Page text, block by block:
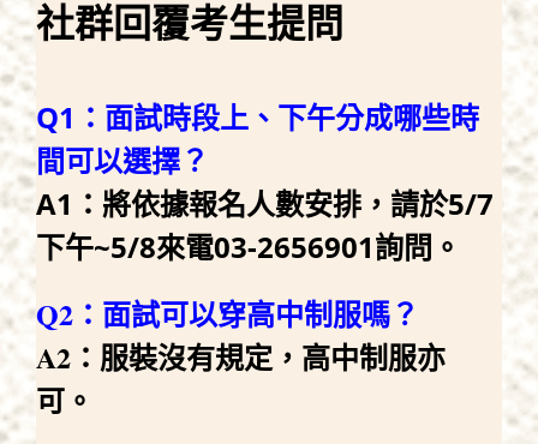
社群回覆考生提問
Q1：面試時段上、下午分成哪些時
間可以選擇？
A1：將依據報名人數安排，請於5/7
下午~5/8來電03-2656901詢問。
Q2：面試可以穿高中制服嗎？
A2：服裝沒有規定，高中制服亦
可。